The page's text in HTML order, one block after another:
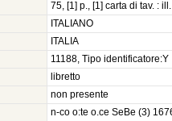
75, [1] p., [1] carta di tav. :
ITALIANO
ITALIA
11188, Tipo identificatore:Y
libretto
non presente
n-co o:te o.ce SeBe (3)